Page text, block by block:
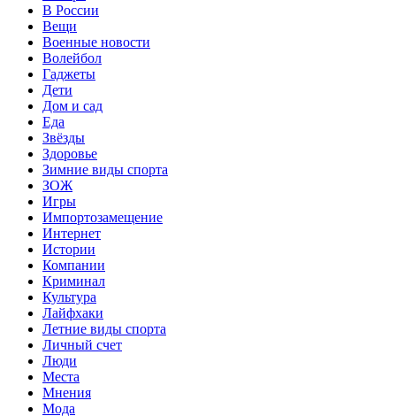
В России
Вещи
Военные новости
Волейбол
Гаджеты
Дети
Дом и сад
Еда
Звёзды
Здоровье
Зимние виды спорта
ЗОЖ
Игры
Импортозамещение
Интернет
Истории
Компании
Криминал
Культура
Лайфхаки
Летние виды спорта
Личный счет
Люди
Места
Мнения
Мода